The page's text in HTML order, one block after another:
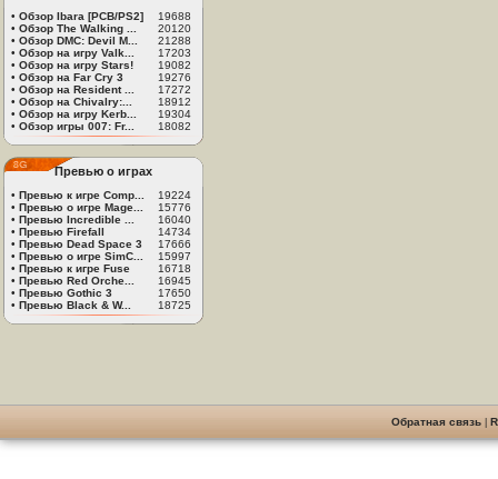
• Обзор Ibara [PCB/PS2]
19688
• Обзор The Walking ...
20120
• Обзор DMC: Devil M...
21288
• Обзор на игру Valk...
17203
• Обзор на игру Stars!
19082
• Обзор на Far Cry 3
19276
• Обзор на Resident ...
17272
• Обзор на Chivalry:...
18912
• Обзор на игру Kerb...
19304
• Обзор игры 007: Fr... 18082
Превью о играх
• Превью к игре Comp...
19224
• Превью о игре Mage...
15776
• Превью Incredible ...
16040
• Превью Firefall
14734
• Превью Dead Space 3
17666
• Превью о игре SimC...
15997
• Превью к игре Fuse
16718
• Превью Red Orche...
16945
• Превью Gothic 3
17650
• Превью Black & W... 18725
Обратная связь